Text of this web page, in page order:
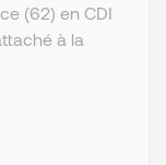
(62) en CDI
à la